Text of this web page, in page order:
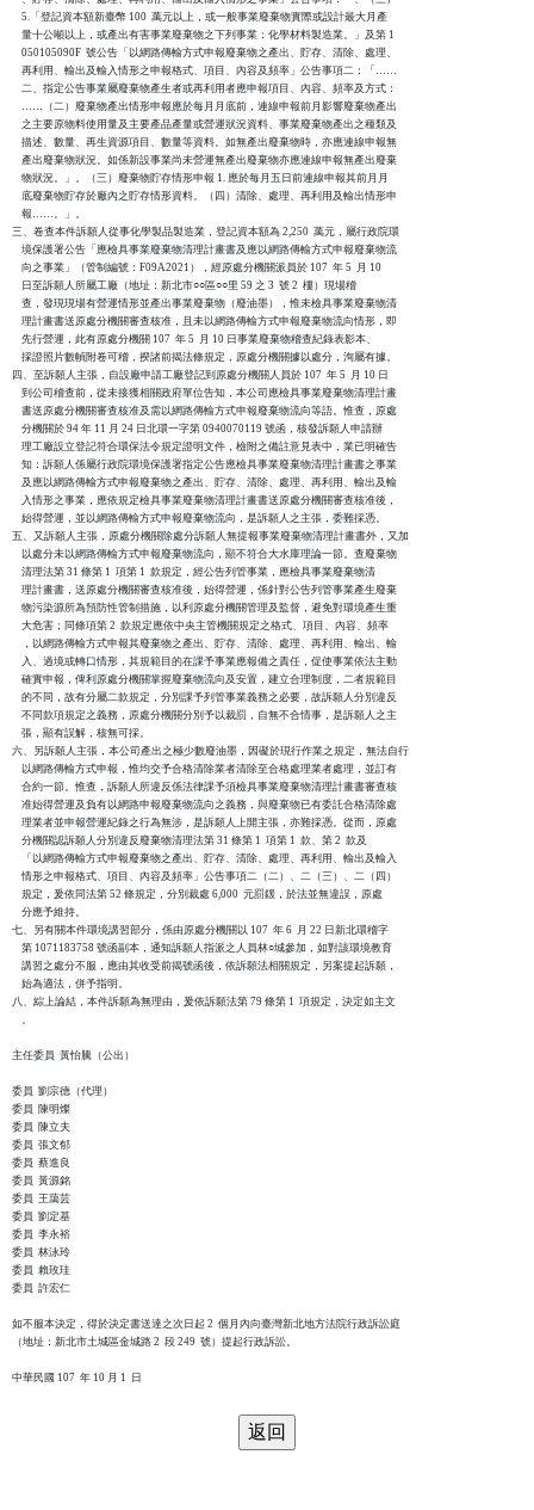
    5.「登記資本額新臺幣 100  萬元以上，或一般事業廢棄物實際或設計最大月產
    量十公噸以上，或產出有害事業廢棄物之下列事業：化學材料製造業。」及第 1
    050105090F  號公告「以網路傳輸方式申報廢棄物之產出、貯存、清除、處理、
    再利用、輸出及輸入情形之申報格式、項目、內容及頻率」公告事項二：「……
    二、指定公告事業屬廢棄物產生者或再利用者應申報項目、內容、頻率及方式：
    ……（二）廢棄物產出情形申報應於每月月底前，連線申報前月影響廢棄物產出
    之主要原物料使用量及主要產品產量或營運狀況資料、事業廢棄物產出之種類及
    描述、數量、再生資源項目、數量等資料。如無產出廢棄物時，亦應連線申報無
    產出廢棄物狀況。如係新設事業尚未營運無產出廢棄物亦應連線申報無產出廢棄
    物狀況。」。（三）廢棄物貯存情形申報 1. 應於每月五日前連線申報其前月月
    底廢棄物貯存於廠內之貯存情形資料。（四）清除、處理、再利用及輸出情形申
    報……。」。
三、卷查本件訴願人從事化學製品製造業，登記資本額為 2,250  萬元，屬行政院環
    境保護署公告「應檢具事業廢棄物清理計畫書及應以網路傳輸方式申報廢棄物流
    向之事業」（管制編號：F09A2021），經原處分機關派員於 107  年 5  月 10
    日至訴願人所屬工廠（地址：新北市○○區○○里 59 之 3  號 2  樓）現場稽
    查，發現現場有營運情形並產出事業廢棄物（廢油墨），惟未檢具事業廢棄物清
    理計畫書送原處分機關審查核准，且未以網路傳輸方式申報廢棄物流向情形，即
    先行營運，此有原處分機關 107  年 5  月 10 日事業廢棄物稽查紀錄表影本、
    採證照片數幀附卷可稽，揆諸前揭法條規定，原處分機關據以處分，洵屬有據。
四、至訴願人主張，自設廠申請工廠登記到原處分機關人員於 107  年 5  月 10 日
    到公司稽查前，從未接獲相關政府單位告知，本公司應檢具事業廢棄物清理計畫
    書送原處分機關審查核准及需以網路傳輸方式申報廢棄物流向等語。惟查，原處
    分機關於 94 年 11 月 24 日北環一字第 0940070119 號函，核發訴願人申請辦
    理工廠設立登記符合環保法令規定證明文件，檢附之備註意見表中，業已明確告
    知：訴願人係屬行政院環境保護署指定公告應檢具事業廢棄物清理計畫書之事業
    及應以網路傳輸方式申報廢棄物之產出、貯存、清除、處理、再利用、輸出及輸
    入情形之事業，應依規定檢具事業廢棄物清理計畫書送原處分機關審查核准後，
    始得營運，並以網路傳輸方式申報廢棄物流向，是訴願人之主張，委難採憑。
五、又訴願人主張，原處分機關除處分訴願人無提報事業廢棄物清理計畫書外，又加
    以處分未以網路傳輸方式申報廢棄物流向，顯不符合大水庫理論一節。查廢棄物
    清理法第 31 條第 1  項第 1  款規定，經公告列管事業，應檢具事業廢棄物清
    理計畫書，送原處分機關審查核准後，始得營運，係針對公告列管事業產生廢棄
    物污染源所為預防性管制措施，以利原處分機關管理及監督，避免對環境產生重
    大危害；同條項第 2  款規定應依中央主管機關規定之格式、項目、內容、頻率
    ，以網路傳輸方式申報其廢棄物之產出、貯存、清除、處理、再利用、輸出、輸
    入、過境或轉口情形，其規範目的在課予事業應報備之責任，促使事業依法主動
    確實申報，俾利原處分機關掌握廢棄物流向及安置，建立合理制度，二者規範目
    的不同，故有分屬二款規定，分別課予列管事業義務之必要，故訴願人分別違反
    不同款項規定之義務，原處分機關分別予以裁罰，自無不合情事，是訴願人之主
    張，顯有誤解，核無可採。
六、另訴願人主張，本公司產出之極少數廢油墨，因礙於現行作業之規定，無法自行
    以網路傳輸方式申報，惟均交予合格清除業者清除至合格處理業者處理，並訂有
    合約一節。惟查，訴願人所違反係法律課予須檢具事業廢棄物清理計畫書審查核
    准始得營運及負有以網路申報廢棄物流向之義務，與廢棄物已有委託合格清除處
    理業者並申報營運紀錄之行為無涉，是訴願人上開主張，亦難採憑。從而，原處
    分機關認訴願人分別違反廢棄物清理法第 31 條第 1  項第 1  款、第 2  款及
    「以網路傳輸方式申報廢棄物之產出、貯存、清除、處理、再利用、輸出及輸入
    情形之申報格式、項目、內容及頻率」公告事項二（二）、二（三）、二（四）
    規定，爰依同法第 52 條規定，分別裁處 6,000  元罰鍰，於法並無違誤，原處
    分應予維持。
七、另有關本件環境講習部分，係由原處分機關以 107  年 6  月 22 日新北環稽字
    第 1071183758 號函副本，通知訴願人指派之人員林○城參加，如對該環境教育
    講習之處分不服，應由其收受前揭號函後，依訴願法相關規定，另案提起訴願，
    始為適法，併予指明。
八、綜上論結，本件訴願為無理由，爰依訴願法第 79 條第 1  項規定，決定如主文
    。
主任委員  黃怡騰（公出）
委員  劉宗德（代理）
委員  陳明燦
委員  陳立夫
委員  張文郁
委員  蔡進良
委員  黃源銘
委員  王藹芸
委員  劉定基
委員  李永裕
委員  林泳玲
委員  賴玫珪
委員  許宏仁
如不服本決定，得於決定書送達之次日起 2  個月內向臺灣新北地方法院行政訴訟庭
（地址：新北市土城區金城路 2  段 249  號）提起行政訴訟。